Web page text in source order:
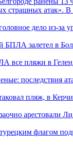
страшных атак». В
дело из-за
залетел в
все пляжи в
последствия
пляж, в
арестовали
флагом